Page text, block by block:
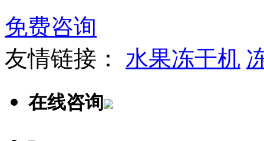
免费咨询
友情链接：
水果冻干机
在线咨询